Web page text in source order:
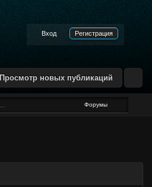
Вход Регистрация
Просмотр новых публикаций
Форумы